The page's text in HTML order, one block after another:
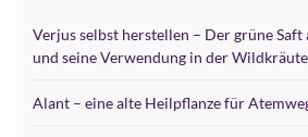
Verjus selbst herstellen – Der grüne Saft
und seine Verwendung in der
Alant – eine alte Heilpflanze für